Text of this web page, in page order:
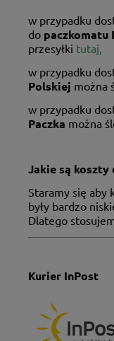
w przypadku
do paczkomatu
przesyłki tutaj,
w przypadku
Polskiej można
w przypadku
Paczka można
Jakie są koszty
Staramy się aby
były bardzo
Dlatego
Kurier InPost